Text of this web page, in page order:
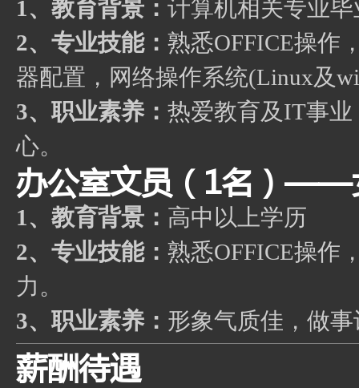
1、教育背景： 计算机相关专业毕
2、专业技能： 熟悉OFFICE操作
器配置，网络操作系统(Linux及
3、职业素养： 热爱教育及IT事
心。
办公室文员（1名）——
1、教育背景： 高中以上学历
2、专业技能： 熟悉OFFICE操作
力。
3、职业素养： 形象气质佳，做
薪酬待遇